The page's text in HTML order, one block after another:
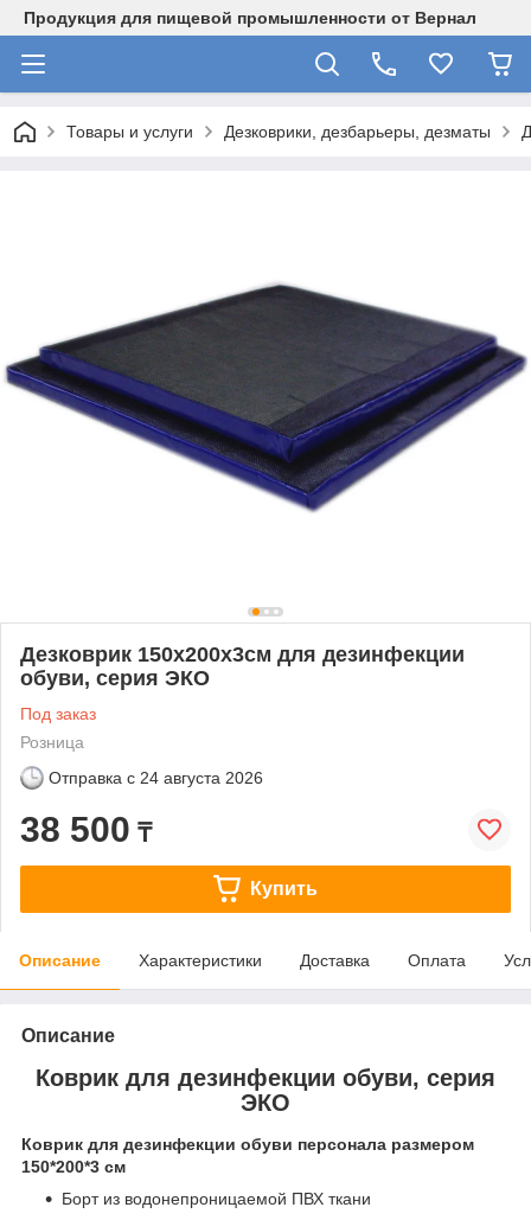
Продукция для пищевой промышленности от Вернал
Товары и услуги Дезковрики, дезбарьеры, дезматы
Дезковрик 150x200x3см для дезинфекции
обуви, серия ЭКО
Под заказ
Розница
Отправка с 24 августа 2026
38 500 ₸
Купить
Описание Характеристики Доставка Оплата
Описание
Коврик для дезинфекции обуви, серия
ЭКО
Коврик для дезинфекции обуви персонала размером
150*200*3 см
Борт из водонепроницаемой ПВХ ткани